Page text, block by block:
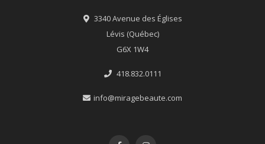
3340 Avenue des Églises
Lévis (Québec)
G6X 1W4
418.832.0111
info@miragebeaute.com